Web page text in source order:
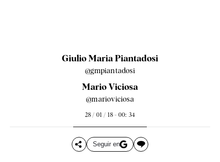
Giulio Maria Piantadosi
@gmpiantadosi
Mario Viciosa
@marioviciosa
28 / 01 / 18 - 00: 34
Seguir en